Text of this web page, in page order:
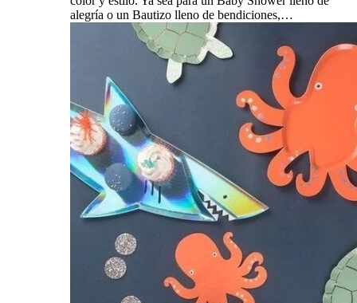
alegría o un Bautizo lleno de bendiciones,…